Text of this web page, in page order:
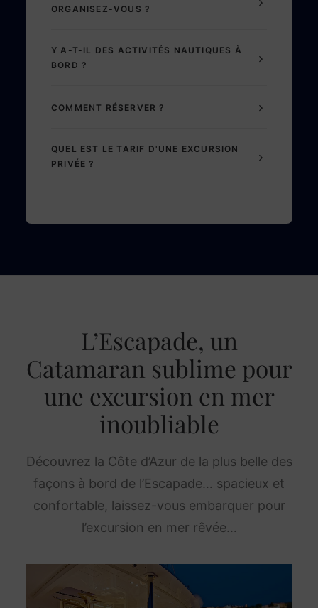
ORGANISEZ-VOUS ?
Y A-T-IL DES ACTIVITÉS NAUTIQUES À
BORD ?
COMMENT RÉSERVER ?
QUEL EST LE TARIF D'UNE EXCURSION
PRIVÉE ?
L’Escapade, un
Catamaran sublime pour
une excursion en mer
inoubliable
Découvrez la Côte d’Azur de la plus belle des
façons à bord de l’Escapade… spacieux et
confortable, laissez-vous embarquer pour
l’excursion en mer rêvée…